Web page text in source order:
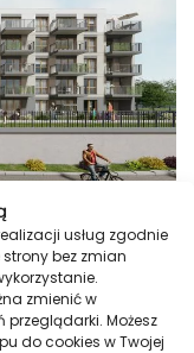
usług zgodnie
strony bez zmian
zmienić w
Możesz
do cookies w Twojej